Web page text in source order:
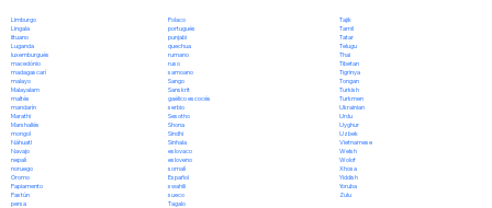
Limburgo
Lingala
lituano
Luganda
luxemburgués
macedónio
madagascarí
malayo
Malayalam
maltés
mandarín
Marathi
Marshallés
mongol
Náhuatl
Navajo
nepalí
noruego
Oromo
Papiamento
Pastún
persa
Polaco
portugués
punjabi
quechua
rumano
ruso
samoano
Sango
Sanskrit
gaélico escocés
serbio
Sesotho
Shona
Sindhi
Sinhala
eslovaco
esloveno
somalí
Español
swahili
sueco
Tagalo
Tajik
Tamil
Tatar
Telugu
Thai
Tibetan
Tigrinya
Tongan
Turkish
Turkmen
Ukrainian
Urdu
Uyghur
Uzbek
Vietnamese
Welsh
Wolof
Xhosa
Yiddish
Yoruba
Zulu